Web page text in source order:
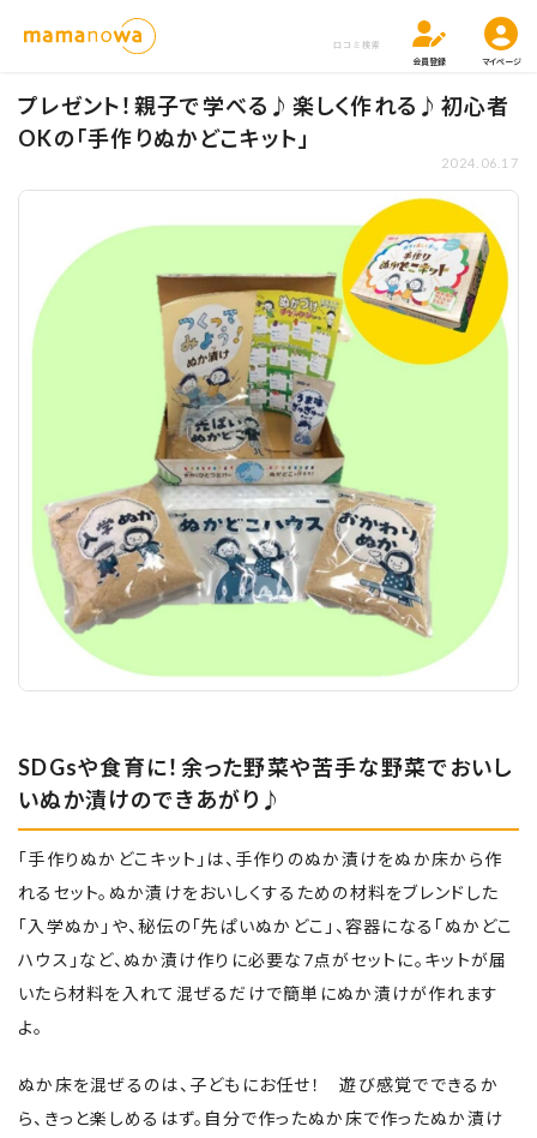
口コミ検索
会員登録
マイページ
プレゼント！親子で学べる♪楽しく作れる♪初心者
OKの「手作りぬかどこキット」
2024.06.17
SDGsや食育に！余った野菜や苦手な野菜でおいし
いぬか漬けのできあがり♪
「手作りぬかどこキット」は、手作りのぬか漬けをぬか床から作
れるセット。ぬか漬けをおいしくするための材料をブレンドした
「入学ぬか」や、秘伝の「先ぱいぬかどこ」、容器になる「ぬかどこ
ハウス」など、ぬか漬け作りに必要な7点がセットに。キットが届
いたら材料を入れて混ぜるだけで簡単にぬか漬けが作れます
よ。
ぬか床を混ぜるのは、子どもにお任せ！ 遊び感覚でできるか
ら、きっと楽しめるはず。自分で作ったぬか床で作ったぬか漬け